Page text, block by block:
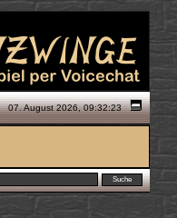
07. August 2026, 09:32:23